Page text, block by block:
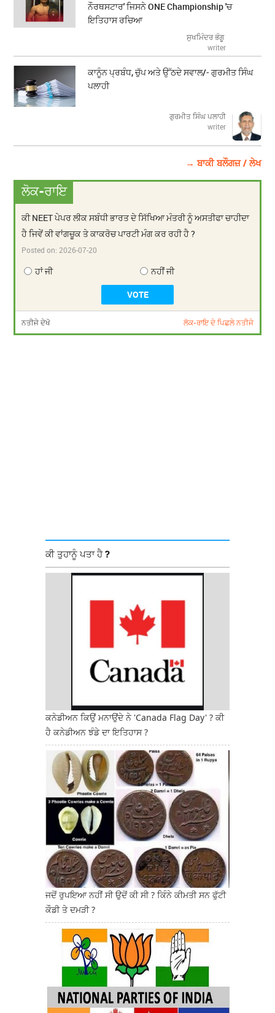
ਨੌਰਥਸਟਾਰ' ਜਿਸਨੇ ONE Championship 'ਚ
ਇਤਿਹਾਸ ਰਚਿਆ
ਸੁਖਮਿੰਦਰ ਭੰਗੂ
writer
ਕਾਨੂੰਨ ਪ੍ਰਬੰਧ, ਚੁੱਪ ਅਤੇ ਉੱਠਦੇ ਸਵਾਲ/- ਗੁਰਮੀਤ ਸਿੰਘ
ਪਲਾਹੀ
ਗੁਰਮੀਤ ਸਿੰਘ ਪਲਾਹੀ
writer
→ ਬਾਕੀ ਬਲੌਗਜ਼ / ਲੇਖ
ਲੋਕ-ਰਾਇ
ਕੀ NEET ਪੇਪਰ ਲੀਕ ਸਬੰਧੀ ਭਾਰਤ ਦੇ ਸਿੱਖਿਆ ਮੰਤਰੀ ਨੂੰ ਅਸਤੀਫਾ ਚਾਹੀਦਾ
ਹੈ ਜਿਵੇਂ ਕੀ ਵਾਂਗਚੂਕ ਤੇ ਕਾਕਰੋਚ ਪਾਰਟੀ ਮੰਗ ਕਰ ਰਹੀ ਹੈ ?
Posted on:2026-07-20
ਹਾਂ ਜੀ ਨਹੀਂ ਜੀ
ਨਤੀਜੇ ਦੇਖੋ ਲੋਕ-ਰਾਇ ਦੇ ਪਿਛਲੇ ਨਤੀਜੇ
ਕੀ ਤੁਹਾਨੂੰ ਪਤਾ ਹੈ ?
ਕਨੇਡੀਅਨ ਕਿਉਂ ਮਨਾਉਂਦੇ ਨੇ 'Canada Flag Day' ? ਕੀ
ਹੈ ਕਨੇਡੀਅਨ ਝੰਡੇ ਦਾ ਇਤਿਹਾਸ ?
ਜਦੋਂ ਰੁਪਇਆ ਨਹੀਂ ਸੀ ਉਦੋਂ ਕੀ ਸੀ ? ਕਿੰਨੇ ਕੀਮਤੀ ਸਨ ਫੁੱਟੀ
ਕੌਡੀ ਤੇ ਦਮੜੀ ?